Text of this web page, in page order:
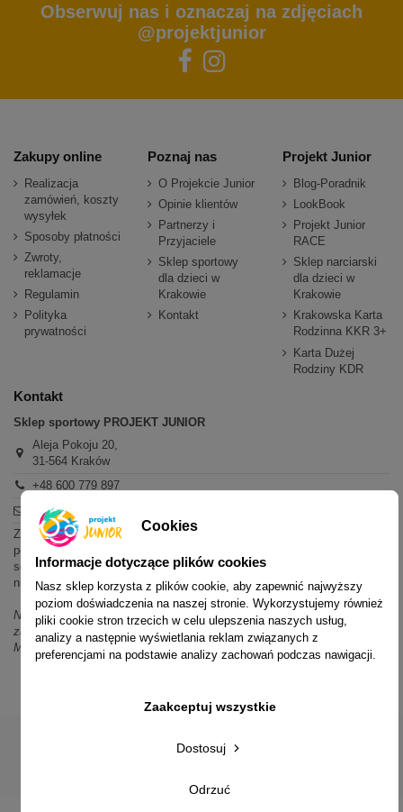
Obserwuj nas i oznaczaj na zdjęciach
@projektjunior
Zakupy online
Realizacja
zamówień, koszty
wysyłek
Sposoby płatności
Zwroty,
reklamacje
Regulamin
Polityka
prywatności
Poznaj nas
O Projekcie Junior
Opinie klientów
Partnerzy i
Przyjaciele
Sklep sportowy
dla dzieci w
Krakowie
Kontakt
Projekt Junior
Blog-Poradnik
LookBook
Projekt Junior
RACE
Sklep narciarski
dla dzieci w
Krakowie
Krakowska Karta
Rodzinna KKR 3+
Karta Dużej
Rodziny KDR
Kontakt
Sklep sportowy PROJEKT JUNIOR
Aleja Pokoju 20,
31-564 Kraków
+48 600 779 897
sklep@projektjunior.pl
Zapraszamy do sklepu stacjonarnego:
poniedziałek - piątek: 11.00-19.00
sobota: 10.00-14.00
niedziela (każda): nieczynne
Nie odpowiadamy na wiadomości SMS. W sprawach dotyczących
zamówień i oferty prosimy o kontakt mailowy, telefoniczny lub przez
Messenger.
Cookies
Informacje dotyczące plików cookies
Nasz sklep korzysta z plików cookie, aby zapewnić najwyższy
poziom doświadczenia na naszej stronie. Wykorzystujemy również
pliki cookie stron trzecich w celu ulepszenia naszych usług,
analizy a następnie wyświetlania reklam związanych z
preferencjami na podstawie analizy zachowań podczas nawigacji.
Odrzuć
Dostosuj
Zaakceptuj wszystkie